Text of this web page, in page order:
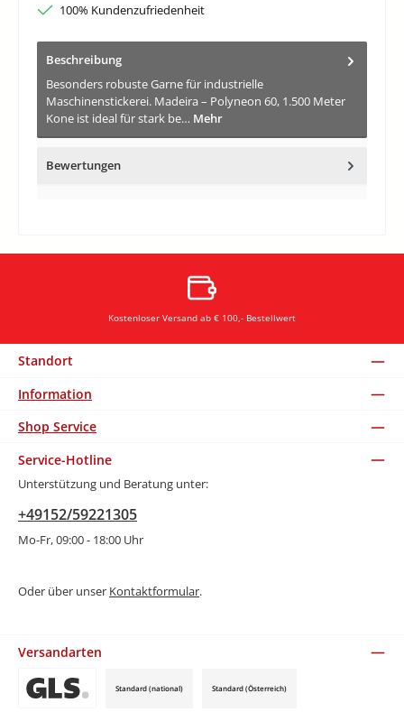
100% Kundenzufriedenheit
Beschreibung
Besonders robuste Garne für industrielle
Maschinenstickerei. Madeira – Polyneon 60, 1.500 Meter
Kone ist ideal für stark be… Mehr
Bewertungen
Kostenloser Versand ab € 100,- Bestellwert
Standort
Information
Shop Service
Service-Hotline
Unterstützung und Beratung unter:
+49152/59221305
Mo-Fr, 09:00 - 18:00 Uhr
Oder über unser Kontaktformular.
Versandarten
Standard (national) Standard (Österreich)